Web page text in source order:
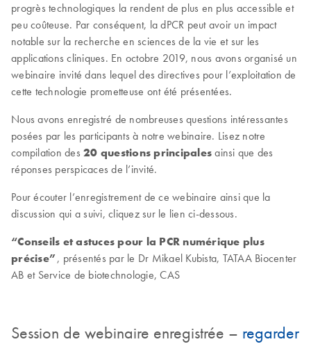
progrès technologiques la rendent de plus en plus accessible et
peu coûteuse. Par conséquent, la dPCR peut avoir un impact
notable sur la recherche en sciences de la vie et sur les
applications cliniques. En octobre 2019, nous avons organisé un
webinaire invité dans lequel des directives pour l’exploitation de
cette technologie prometteuse ont été présentées.
Nous avons enregistré de nombreuses questions intéressantes
posées par les participants à notre webinaire. Lisez notre
compilation des 20 questions principales ainsi que des
réponses perspicaces de l’invité.
Pour écouter l’enregistrement de ce webinaire ainsi que la
discussion qui a suivi, cliquez sur le lien ci-dessous.
“Conseils et astuces pour la PCR numérique plus
précise”, présentés par le Dr Mikael Kubista, TATAA Biocenter
AB et Service de biotechnologie, CAS
Session de webinaire enregistrée – regarder